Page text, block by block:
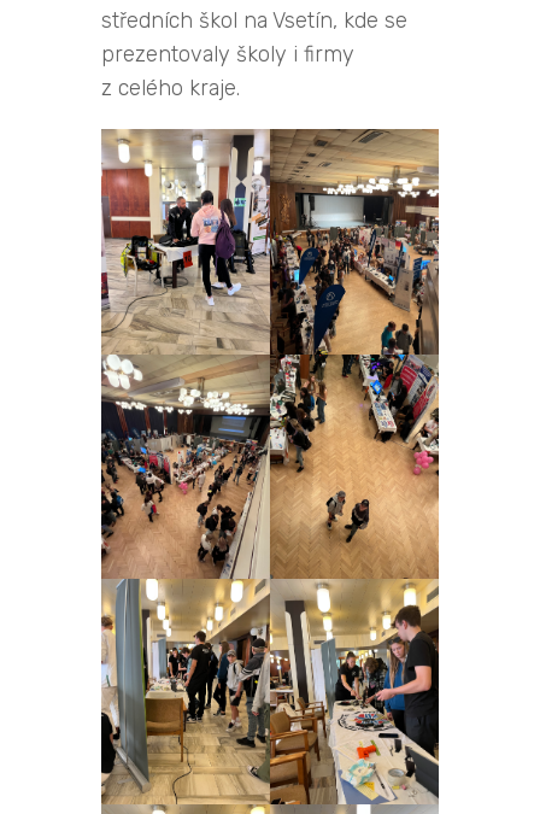
středních škol na Vsetín, kde se
prezentovaly školy i firmy
z celého kraje.